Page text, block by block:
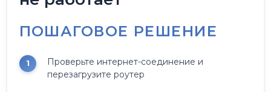
ПОШАГОВОЕ РЕШЕНИЕ
Проверьте интернет-соединение и
перезагрузите роутер